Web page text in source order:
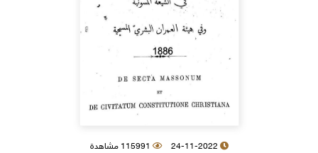
24-11-2022 115991 مشاهدة